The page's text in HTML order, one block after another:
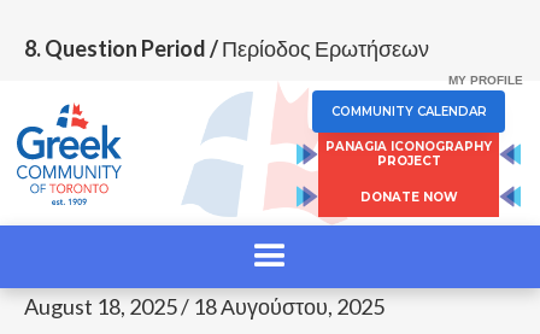
MY PROFILE
COMMUNITY CALENDAR
PANAGIA ICONOGRAPHY
PROJECT
DONATE NOW
8. Question Period /Περίοδος Ερωτήσεων
9. Adjournment / Λήξη της Συνέλευσης
Georgios Triantafillou, Secretary-General /
Γεώργιος Τριανταφύλλου, Γενικός Γραμματέας
August 18, 2025 / 18 Αυγούστου, 2025